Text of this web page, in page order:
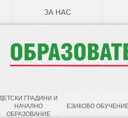
ЗА НАС
ДЕТСКИ ГРАДИНИ И
НАЧАЛНО
ОБРАЗОВАНИЕ
ЕЗИКОВО